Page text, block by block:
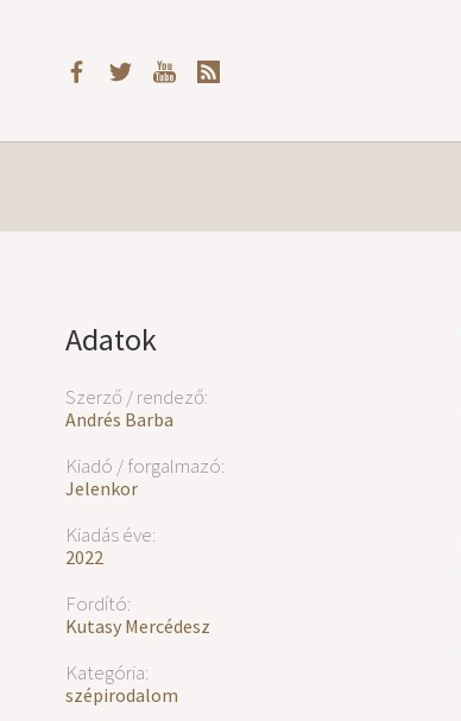
Adatok
Szerző / rendező:
Andrés Barba
Kiadó / forgalmazó:
Jelenkor
Kiadás éve:
2022
Fordító:
Kutasy Mercédesz
Kategória:
szépirodalom